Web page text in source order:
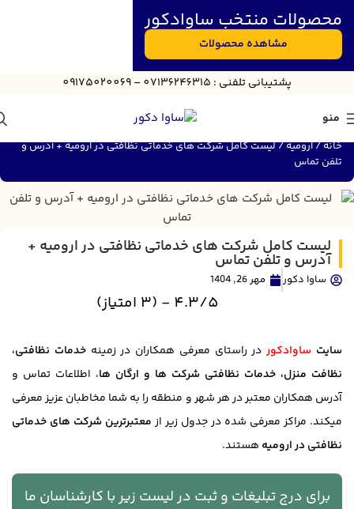
پشتیبانیتلفنی : 07136246315 – 09175020069
منو
خانه ارومیه لیست کامل شرکت های خدماتی نظافتی در ارومیه + آدرس و
تلفن تماس
لیست کامل شرکت های خدماتی نظافتی در ارومیه +
آدرس و تلفن تماس
ساوا دکور مهر 26, 1404
4.3/5 - (3 امتیاز)
سایت ساوادکوردر راستای معرفی همکاران در زمینهخدمات نظافتی،
نظافت منزل، خدمات نظافتی شرکت ها و ارگان ها، اطلاعات تماس و
آدرس همکاران معتبر در هر شهر و منطقه را به شما مخاطبان عزیز معرفی
میکند. مراکز معرفی شده در جدول زیر ازمعتبرترین شرکت های خدماتی
نظافتی در ارومیه هستند.
برای درج تبلیغات و ثبت در لیست زیر با کارشناسان ما
محصولات منتخب ساوادکور
مشاهده محصولات